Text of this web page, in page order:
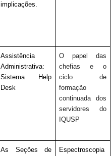
implicações.
Assistência
Administrativa:
Sistema Help
Desk
O papel das
chefias e o
ciclo de
formação
continuada dos
servidores do
IQUSP
As Seções de
Espectroscopia